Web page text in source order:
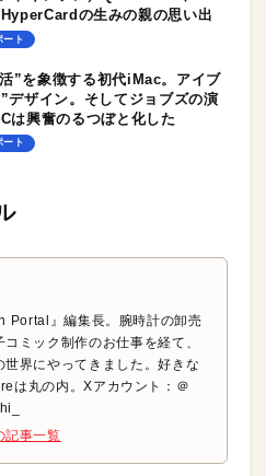
の生みの親の思い出
ート
”を象徴する初代iMac。アイブ
デザイン。そしてジョブズの演
は興奮のるつぼと化した
ート
Portal』編集長。腕時計の卸売
コミック制作のお仕事を経て、
世界にやってきました。好きな
は丸の内。Xアカウント：＠
記事一覧